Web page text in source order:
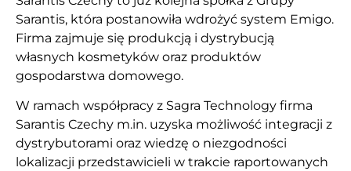
Sarantis, która postanowiła wdrożyć system Emigo.
Firma zajmuje się produkcją i dystrybucją
własnych kosmetyków oraz produktów
gospodarstwa domowego.
W ramach współpracy z Sagra Technology firma
Sarantis Czechy m.in. uzyska możliwość integracji z
dystrybutorami oraz wiedzę o niezgodności
lokalizacji przedstawicieli w trakcie raportowanych